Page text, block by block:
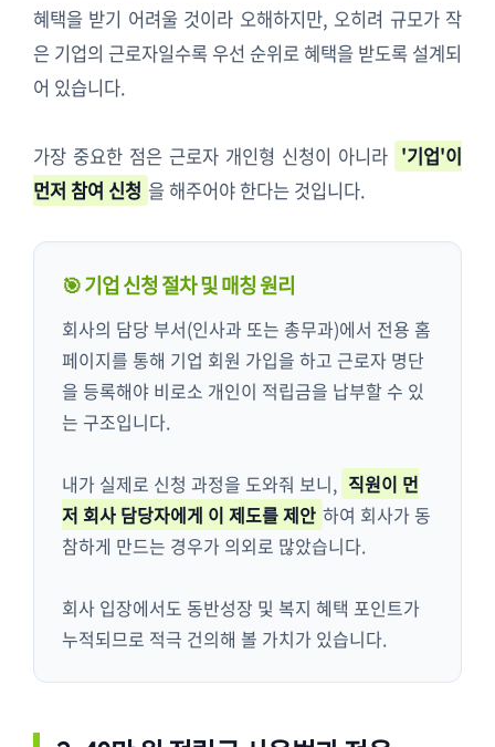
혜택을 받기 어려울 것이라 오해하지만, 오히려 규모가 작
은 기업의 근로자일수록 우선 순위로 혜택을 받도록 설계되
어 있습니다.
가장 중요한 점은 근로자 개인형 신청이 아니라 '기업'이
먼저 참여 신청 을 해주어야 한다는 것입니다.
🎯 기업 신청 절차 및 매칭 원리
회사의 담당 부서(인사과 또는 총무과)에서 전용 홈
페이지를 통해 기업 회원 가입을 하고 근로자 명단
을 등록해야 비로소 개인이 적립금을 납부할 수 있
는 구조입니다.
내가 실제로 신청 과정을 도와줘 보니, 직원이 먼
저 회사 담당자에게 이 제도를 제안 하여 회사가 동
참하게 만드는 경우가 의외로 많았습니다.
회사 입장에서도 동반성장 및 복지 혜택 포인트가
누적되므로 적극 건의해 볼 가치가 있습니다.